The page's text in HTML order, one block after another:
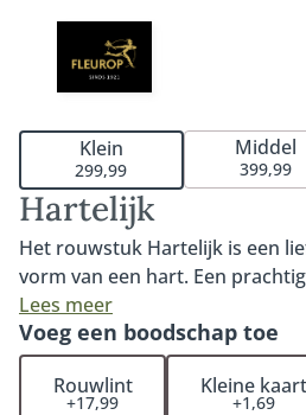
Hartelijk
Het rouwstuk Hartelijk is een
vorm van een hart. Een
rode rozen. Een mooi rouwstuk
afscheid. Verkrijgbaar in 35cm,
te weten: iedere bestelling
onze klantenservice
Lees meer
Klein
299,99
Middel
399,99
Voeg een boodschap toe
Rouwlint
+17,99
Kleine kaart
+1,69